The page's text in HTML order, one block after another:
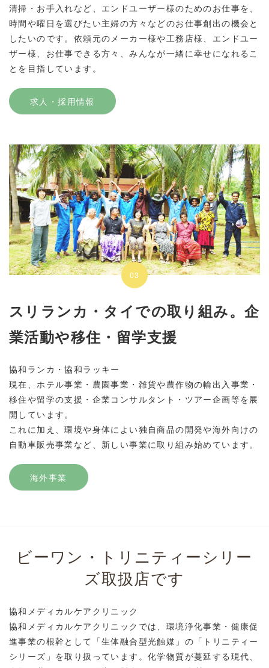
清掃・お手入れなど、エンドユーザー様のためのお仕事を、
時間や曜日を選びたい主婦の方々などのお仕事創出の機会と
したいのです。依頼元のメーカー様や工務店様、エンドユー
ザー様、お仕事できる方々、みんなが一緒に幸せになれるこ
とを目指しています。
求人・採用情報
03
スリランカ・タイでの取り組み。 企
業活動や移住・留学支援
協和ランカ・協和ラッキー
現在、ホテル事業・農園事業・雑貨や農作物の輸出入事業・
移住や留学の支援・企業コンサルタント・ツアー企画等を展
開しています。
これに加え、環境や身体によい独自商品の開発や海外向けの
自動車販売事業など、新しい事業に取り組み始めています。
海外事業
ビーワン・トリニティーシリー
ズ取扱店です
協和メディカルケアクリニック
協和メディカルケアクリニックでは、環境浄化事業・健康促
進事業の根幹として「生体融合型光触媒」の「トリニティー
シリーズ」を取り扱っています。化学物質が蔓延する現代、